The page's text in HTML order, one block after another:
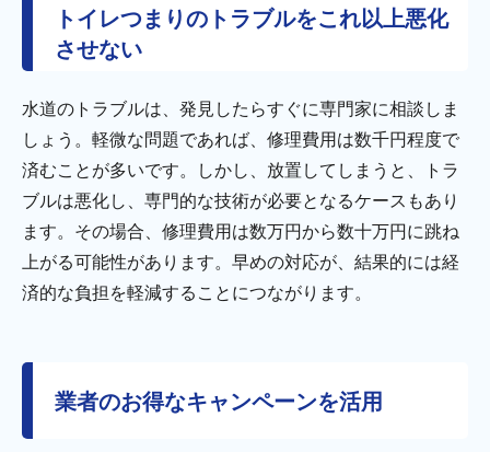
トイレつまりのトラブルをこれ以上悪化
させない
水道のトラブルは、発見したらすぐに専門家に相談しま
しょう。軽微な問題であれば、修理費用は数千円程度で
済むことが多いです。しかし、放置してしまうと、トラ
ブルは悪化し、専門的な技術が必要となるケースもあり
ます。その場合、修理費用は数万円から数十万円に跳ね
上がる可能性があります。早めの対応が、結果的には経
済的な負担を軽減することにつながります。
業者のお得なキャンペーンを活用